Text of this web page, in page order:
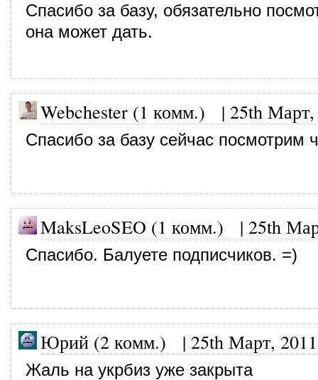
Спасибо за базу, обязательно
она может дать.
Webchester (1 комм.) | 25th
Спасибо за базу сейчас посмотрим
MaksLeoSEO (1 комм.) | 25th
Спасибо. Балуете подписчиков. =)
Юрий (2 комм.) | 25th Март, 2011
Жаль на укрбиз уже закрыта